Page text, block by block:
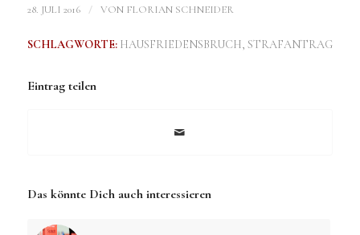
28. JULI 2016 / VON FLORIAN SCHNEIDER
SCHLAGWORTE: HAUSFRIEDENSBRUCH, STRAFANTRAG
Eintrag teilen
Das könnte Dich auch interessieren